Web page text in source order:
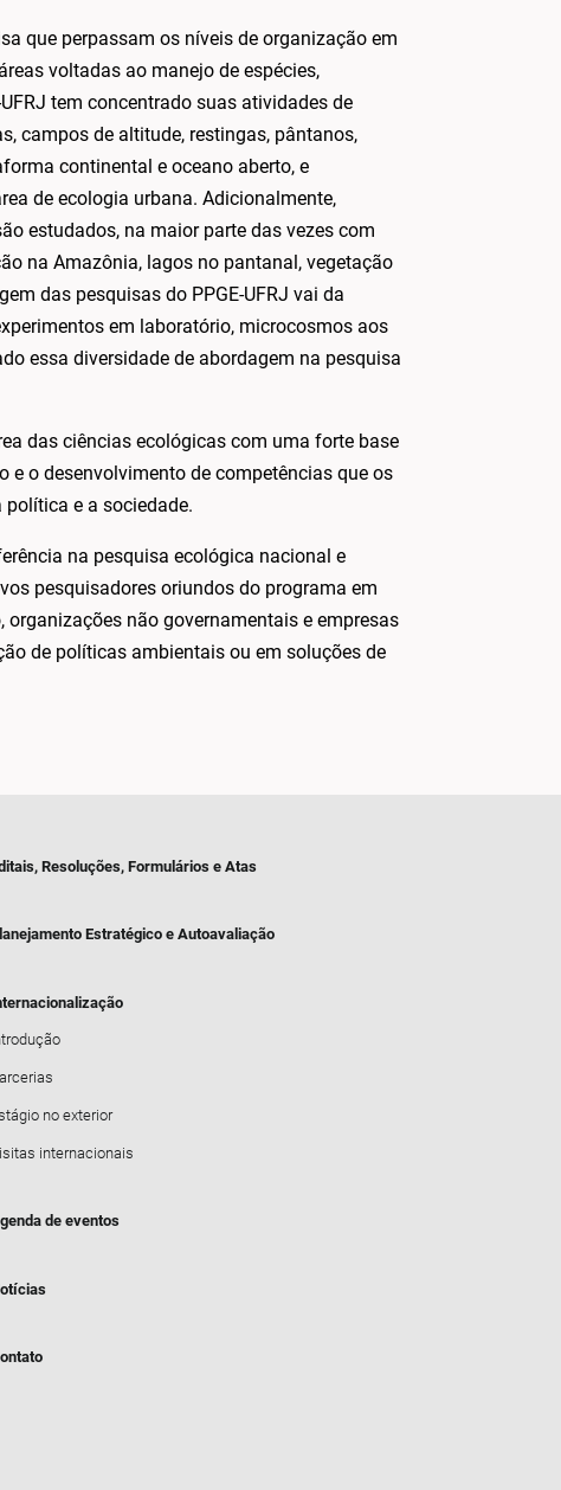
que perpassam os níveis de organização em
voltadas ao manejo de espécies,
tem concentrado suas atividades de
campos de altitude, restingas, pântanos,
continental e oceano aberto, e
de ecologia urbana. Adicionalmente,
estudados, na maior parte das vezes com
na Amazônia, lagos no pantanal, vegetação
das pesquisas do PPGE-UFRJ vai da
em laboratório, microcosmos aos
essa diversidade de abordagem na pesquisa
das ciências ecológicas com uma forte base
e o desenvolvimento de competências que os
e a sociedade.
na pesquisa ecológica nacional e
pesquisadores oriundos do programa em
não governamentais e empresas
de políticas ambientais ou em soluções de
Resoluções, Formulários e Atas
Estratégico e Autoavaliação
no exterior
internacionais
de eventos